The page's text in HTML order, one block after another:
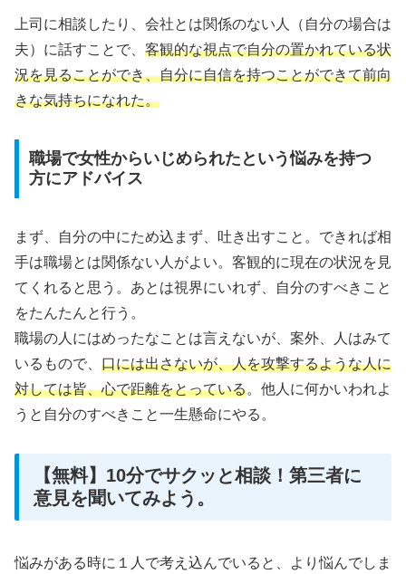
上司に相談したり、会社とは関係のない人（自分の場合は
夫）に話すことで、 客観的な視点で自分の置かれている状
況を見ることができ、自分に自信を持つことができて前向
きな気持ちになれた。
職場で女性からいじめられたという悩みを持つ
方にアドバイス
まず、自分の中にため込まず、吐き出すこと。できれば相
手は職場とは関係ない人がよい。客観的に現在の状況を見
てくれると思う。あとは視界にいれず、自分のすべきこと
をたんたんと行う。
職場の人にはめったなことは言えないが、案外、人はみて
いるもので、 口には出さないが、人を攻撃するような人に
対しては皆、心で距離をとっている。他人に何かいわれよ
うと自分のすべきこと一生懸命にやる。
【無料】10分でサクッと相談！第三者に
意見を聞いてみよう。
悩みがある時に１人で考え込んでいると、より悩んでしま